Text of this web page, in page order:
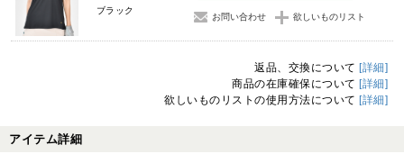
ブラック
お問い合わせ 欲しいものリスト
返品、交換について [詳細]
商品の在庫確保について [詳細]
欲しいものリストの使用方法について [詳細]
アイテム詳細